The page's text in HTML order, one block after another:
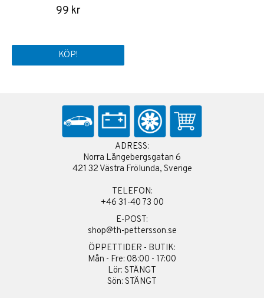
99 kr
KÖP!
ADRESS:
Norra Långebergsgatan 6
421 32 Västra Frölunda, Sverige
TELEFON:
+46 31-40 73 00
E-POST:
shop@th-pettersson.se
ÖPPETTIDER - BUTIK:
Mån - Fre: 08:00 - 17:00
Lör: STÄNGT
Sön: STÄNGT